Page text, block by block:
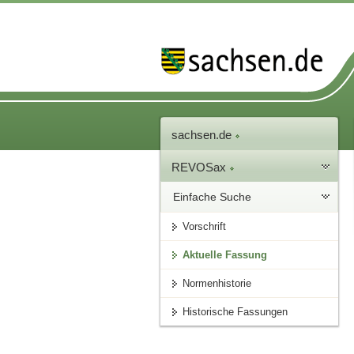
sachsen.de
REVOSax
Einfache Suche
Vorschrift
Aktuelle Fassung
Normenhistorie
Historische Fassungen